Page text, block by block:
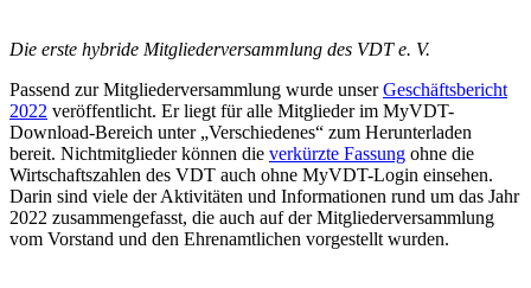
Die erste hybride Mitgliederversammlung des VDT e. V.
Passend zur Mitgliederversammlung wurde unserGeschäftsbericht
2022 veröffentlicht. Er liegt für alle Mitglieder im MyVDT-
Download-Bereich unter „Verschiedenes“ zum Herunterladen
bereit. Nichtmitglieder können die verkürzte Fassung ohne die
Wirtschaftszahlen des VDT auch ohne MyVDT-Login einsehen.
Darin sind viele der Aktivitäten und Informationen rund um das Jahr
2022 zusammengefasst, die auch auf der Mitgliederversammlung
vom Vorstand und den Ehrenamtlichen vorgestellt wurden.